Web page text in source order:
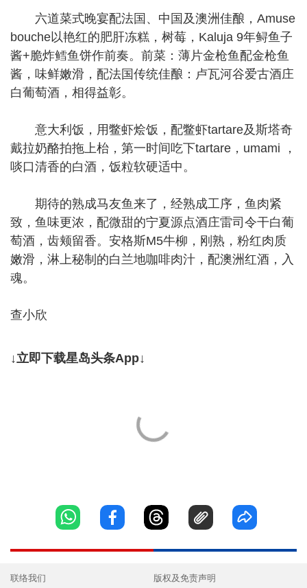
六道菜式晚宴配法国、中国及澳洲佳酿，Amuse
bouche以艳红的肥肝冻糕，树莓，Kaluja 9年鲟鱼子
酱+脆炸鳕鱼饼作前奏。前菜：薄片金枪鱼配金枪鱼
酱，味鲜嫩滑，配法国传统佳酿：卢瓦河谷爱古酒庄
白葡萄酒，相得益彰。
意大利饭，用鳖虾烩饭，配鳖虾tartare及斯塔奇
戴拉奶酪拍拖上枱，第一时间吃下tartare，umami ，
啖口清香的白酒，饭粒软硬适中。
期待的熟成马友鱼来了，经熟成工序，鱼肉紧
致，鱼味更浓，配微甜的宁夏源点酒庄雷司令干白葡
萄酒，齿颊留香。安格斯M5牛柳，刚熟，粉红肉质
嫩滑，淋上秘制的白兰地咖啡肉汁，配澳洲红酒，入
魂。
查小欣
↓立即下载星岛头条App↓
联络我们 版权及免责声明